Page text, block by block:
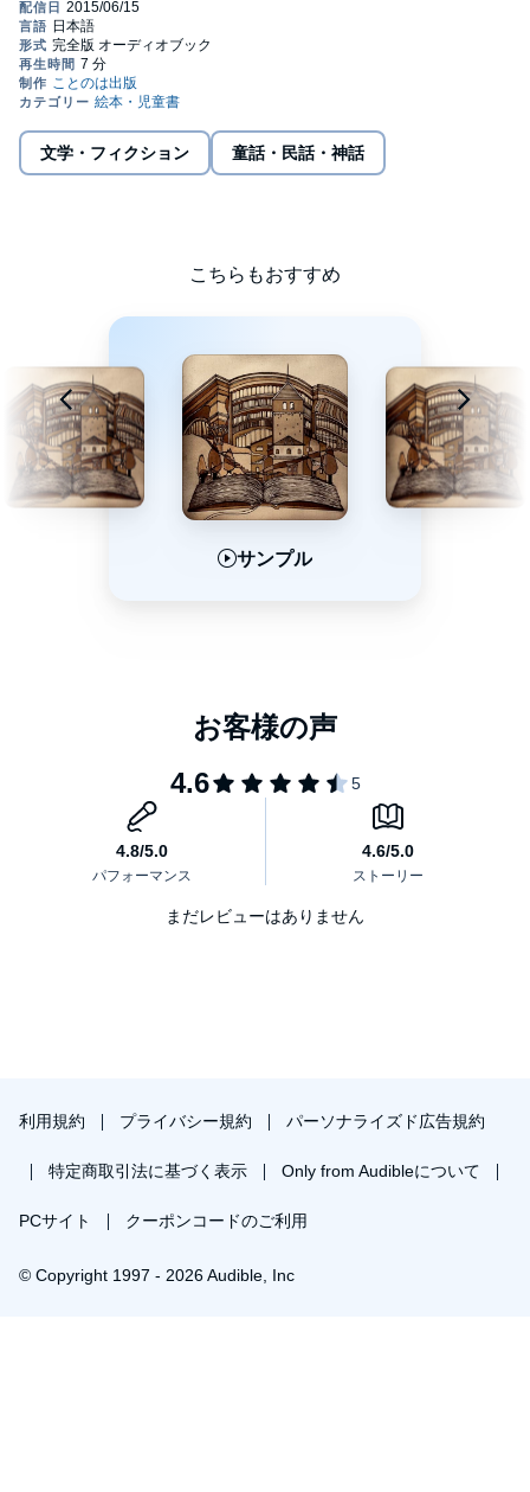
文学・フィクション 童話・民話・神話
こちらもおすすめ
サンプル
まだレビューはありません
利用規約 プライバシー規約 パーソナライズド広告規約
特定商取引法に基づく表示 Only from Audibleについて
PCサイト クーポンコードのご利用
© Copyright 1997 - 2026 Audible, Inc